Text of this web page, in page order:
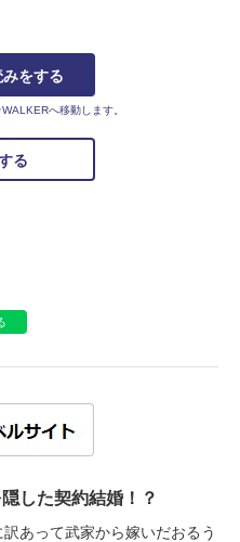
をする
へ移動します。
る
した契約結婚！？
あって武家から嫁いだおるう